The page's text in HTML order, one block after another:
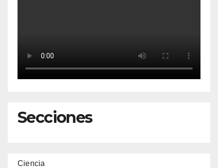
Secciones
Ciencia